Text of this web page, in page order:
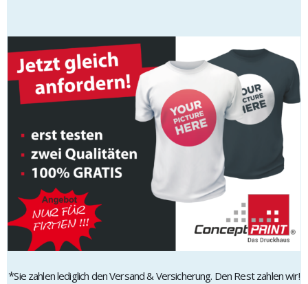
*Sie zahlen lediglich den Versand & Versicherung. Den Rest zahlen wir!